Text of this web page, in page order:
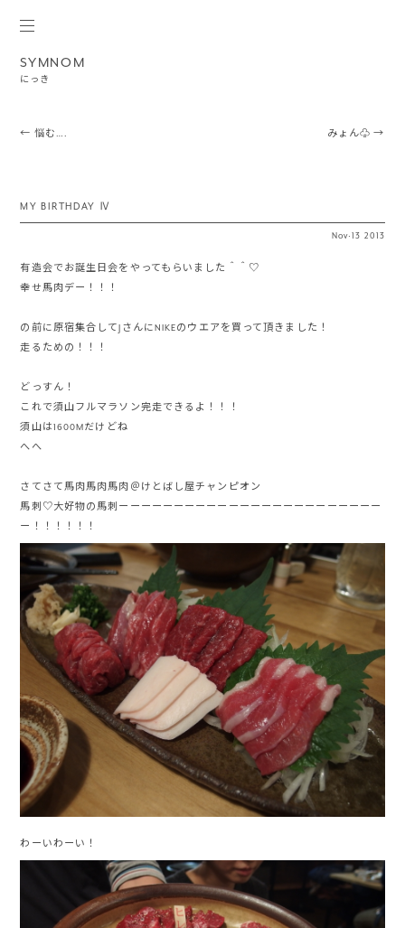
SYMNOM
にっき
Post navigation
← 悩む…. みょん♧→
MY BIRTHDAY Ⅳ
Nov·13 2013
有造会でお誕生日会をやってもらいました＾＾♡
幸せ馬肉デー！！！
の前に原宿集合してJさんにNIKEのウエアを買って頂きました！
走るための！！！
どっすん！
これで須山フルマラソン完走できるよ！！！
須山は1600Mだけどね
へへ
さてさて馬肉馬肉馬肉＠けとばし屋チャンピオン
馬刺♡大好物の馬刺ーーーーーーーーーーーーーーーーーーーーーーーー
ー！！！！！！
わーいわーい！